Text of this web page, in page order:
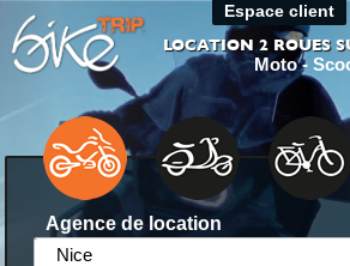
Espace client
LOCATION 2 ROUES
Moto -
Agence de location
Nice